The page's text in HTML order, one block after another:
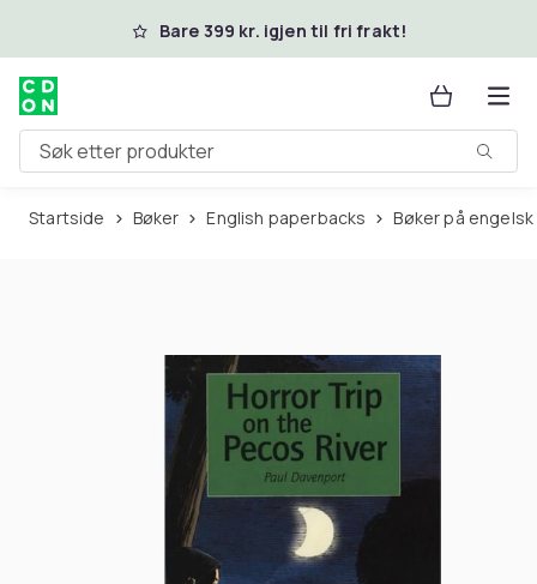
Hopp til hovedinnholdBare 399 kr. igjen til fri frakt!
Søk etter produkter
Startside Bøker English paperbacks Bøker på engelsk